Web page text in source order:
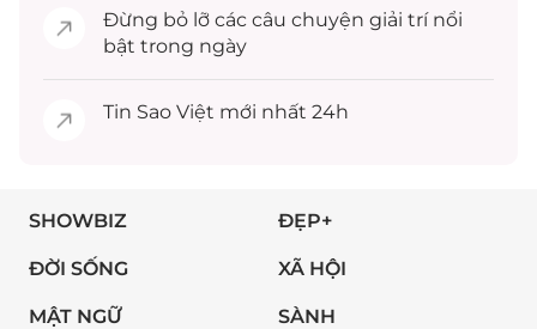
Đừng bỏ lỡ các câu chuyện giải trínổi
bật trong ngày
Tin Sao Việt mới nhất 24h
SHOWBIZ ĐẸP+
ĐỜI SỐNG XÃ HỘI
MẬT NGỮ SÀNH